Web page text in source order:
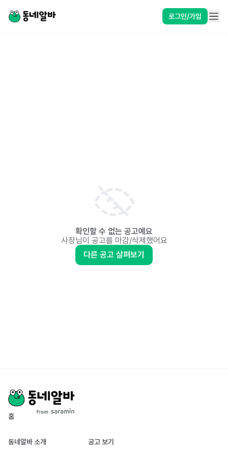
로그인/가입
확인할 수 없는 공고예요
사장님이 공고를 마감/삭제했어요
다른 공고 살펴보기
홈
동네알바 소개 공고 보기